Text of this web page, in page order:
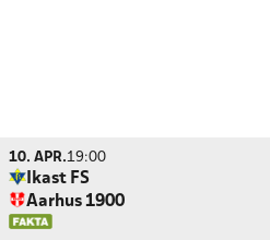
10. APR.19:00
Ikast FS
Aarhus 1900